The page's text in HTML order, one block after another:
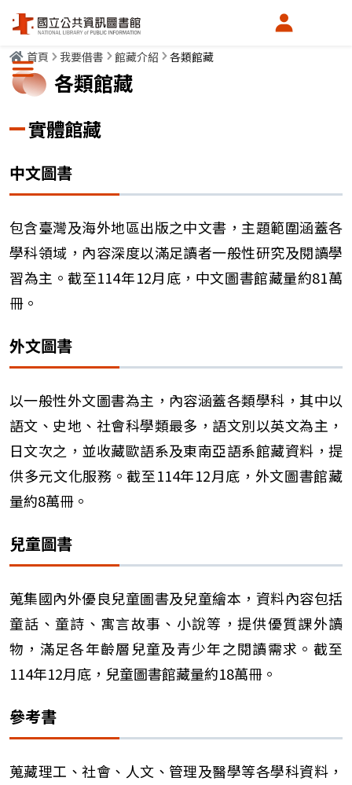
會員中心
選單按鈕
首頁 我要借書 館藏介紹 各類館藏
各類館藏
實體館藏
中文圖書
包含臺灣及海外地區出版之中文書，主題範圍涵蓋各
學科領域，內容深度以滿足讀者一般性研究及閱讀學
習為主。截至114年12月底，中文圖書館藏量約81萬
冊。
外文圖書
以一般性外文圖書為主，內容涵蓋各類學科，其中以
語文、史地、社會科學類最多，語文別以英文為主，
日文次之，並收藏歐語系及東南亞語系館藏資料，提
供多元文化服務。截至114年12月底，外文圖書館藏
量約8萬冊。
兒童圖書
蒐集國內外優良兒童圖書及兒童繪本，資料內容包括
童話、童詩、寓言故事、小說等，提供優質課外讀
物，滿足各年齡層兒童及青少年之閱讀需求。截至
114年12月底，兒童圖書館藏量約18萬冊。
參考書
蒐藏理工、社會、人文、管理及醫學等各學科資料，